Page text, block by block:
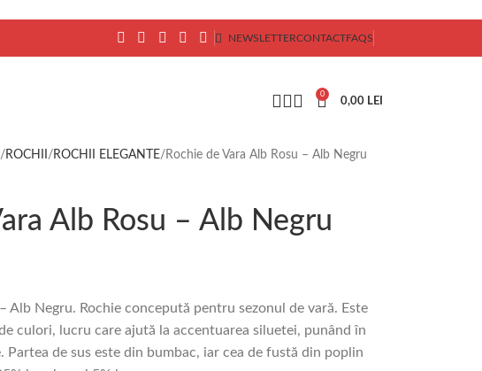
NEWSLETTERCONTACTFAQS
0
0,00 LEI
ROCHII ROCHII ELEGANTE Rochie de Vara Alb Rosu – Alb Negru
Alb Rosu – Alb Negru
Alb Negru. Rochie concepută pentru sezonul de vară. Este
culori, lucru care ajută la accentuarea siluetei, punând în
Partea de sus este din bumbac, iar cea de fustă din poplin